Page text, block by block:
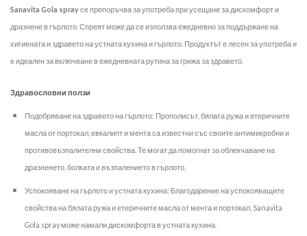
Sanavita Gola sprayсе препоръчва за употреба при усещане за дискомфорт и
дразнене в гърлото. Спреят може да се използва ежедневно за поддържане на
хигиената и здравето на устната кухина и гърлото. Продуктът е лесен за употреба и
е идеален за включване в ежедневната рутина за грижа за здравето.
Здравословни ползи
Подобряване на здравето на гърлото: Прополисът, бялата ружа и етеричните
масла от портокал, евкалипт и мента са известни със своите антимикробни и
противовъзпалителни свойства. Те могат да помогнат за облекчаване на
дразненето, болката и възпалението в гърлото.
Успокояване на гърлото и устната кухина: Благодарение на успокояващите
свойства на бялата ружа и етеричните масла от мента и портокал, Sanavita
Gola spray може намали дискомфорта в устната кухина.